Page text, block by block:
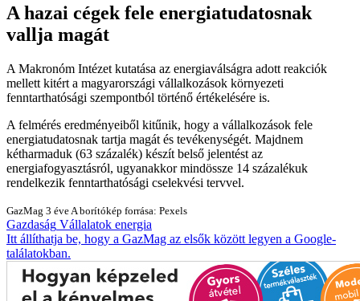
A hazai cégek fele energiatudatosnak
vallja magát
A Makronóm Intézet kutatása az energiaválságra adott reakciók
mellett kitért a magyarországi vállalkozások környezeti
fenntarthatósági szempontból történő értékelésére is.
A felmérés eredményeiből kitűnik, hogy a vállalkozások fele
energiatudatosnak tartja magát és tevékenységét. Majdnem
kétharmaduk (63 százalék) készít belső jelentést az
energiafogyasztásról, ugyanakkor mindössze 14 százalékuk
rendelkezik fenntarthatósági cselekvési tervvel.
GazMag 3 éve A borítókép forrása: Pexels
Gazdaság Vállalatok energia
Itt állíthatja be, hogy a GazMag az elsők között legyen a Google-
találatokban.